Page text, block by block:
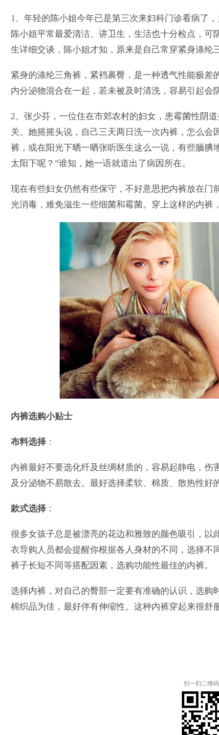
1、年轻的陈小姐今年已是第三次来妇科门诊看病了
陈小姐平常最爱清洁、讲卫生，生活也十分检点，
生详细交谈，陈小姐才知，原来是自己常穿紧身涤纶
紧身的涤纶三角裤，紧裆裹臀，是一种透气性能极
内分泌物混合在一起，若未被及时清洗，容易引起会
2、张少芬，一位住在市郊农村的妇女，患霉菌性阴
关。她摇摇头说，自己三天两日洗一次内裤，怎么
裤，或在阳光下晒一晒张听医生这么一说，有些腼
太阳下呢？”谁知，她一语就道出了病因所在。
现在有些妇女仍然有些保守，不好意思把内裤放在
光消毒，难免滋生一些细菌和霉菌。穿上这样的内裤
内裤选购小贴士
布料选择 ：
内裤最好不要选化纤及丝绸材质的，容易起静电，
及分泌物不易散去。最好选择柔软、棉质、散热性好
款式选择 ：
很多女孩子总是被漂亮的花边和雅致的颜色吸引，
衣导购人员都会提醒你根据各人身材的不同，选择
裤子长短不同等搭配因素，选购功能性最佳的内裤。
选择内裤，对自己的臀部一定要有准确的认识，选
棉织品为佳，最好伴有伸缩性。这种内裤穿起来很
扫一扫二维